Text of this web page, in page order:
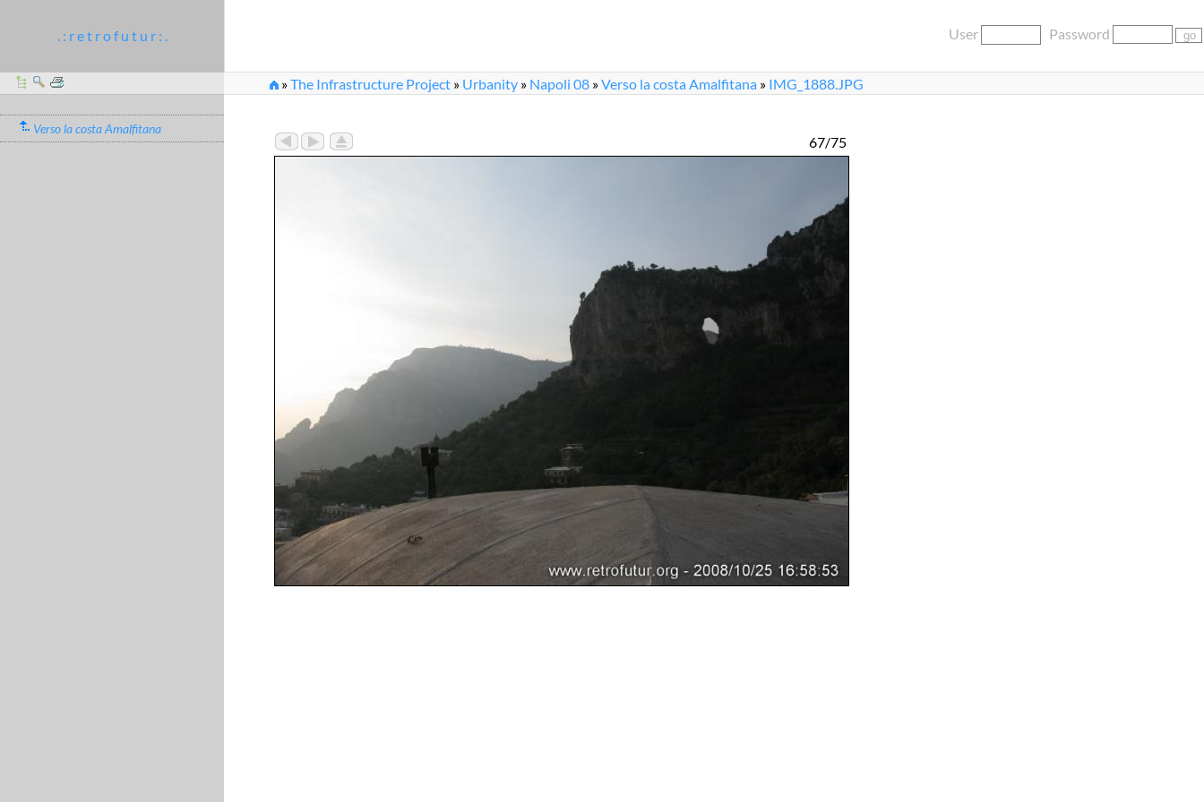
. : r e t r o f u t u r : . User Password
»The Infrastructure Project » Urbanity » Napoli 08 »Verso la costa Amalfitana » IMG_1888.JPG
Verso la costa Amalfitana
67/75